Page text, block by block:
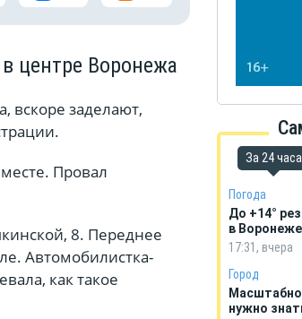
центре Воронежа
вскоре заделают,
Провал
8. Переднее
Автомобилистка-
как такое
За 24 часа
Погода
До +14°
в Воронеже
17:31, вчера
Город
нужно